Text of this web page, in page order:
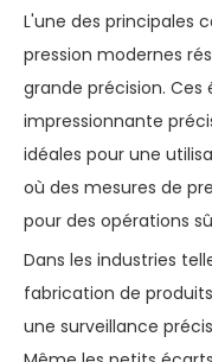
L'une des principales
pression modernes
grande précision.
impressionnante
idéales pour une
où des mesures de
pour des opérations
Dans les industries
fabrication de
une surveillance